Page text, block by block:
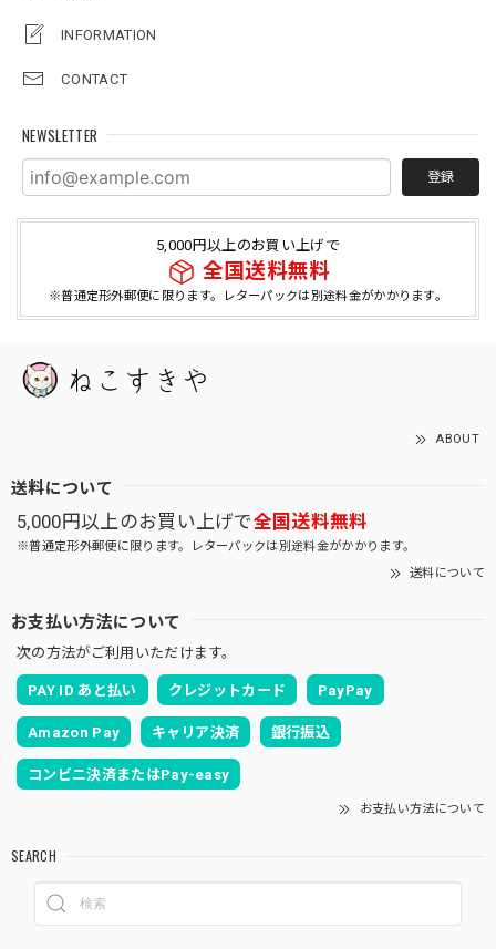
INFORMATION
CONTACT
NEWSLETTER
登録
5,000円以上のお買い上げで
全国送料無料
※普通定形外郵便に限ります。レターパックは別途料金がかかります。
ABOUT
送料について
5,000円以上のお買い上げで全国送料無料
※普通定形外郵便に限ります。レターパックは別途料金がかかります。
送料について
お支払い方法について
次の方法がご利用いただけます。
PAY ID あと払い クレジットカード PayPay
Amazon Pay キャリア決済 銀行振込
コンビニ決済またはPay-easy
お支払い方法について
SEARCH